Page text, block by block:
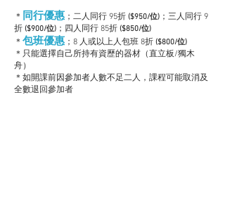
＊ 同行優惠；二人同行 95折 ($950/位) ；三人同行 9
折 ($900/位) ；四人同行 85折 ($850/位)
＊ 包班優惠；8 人或以上人包班 8折 ($800/位)
＊只能選擇自己所持有資歷的器材（直立板/獨木
舟）
＊如開課前因參加者人數不足二人，課程可能取消及
全數退回參加者